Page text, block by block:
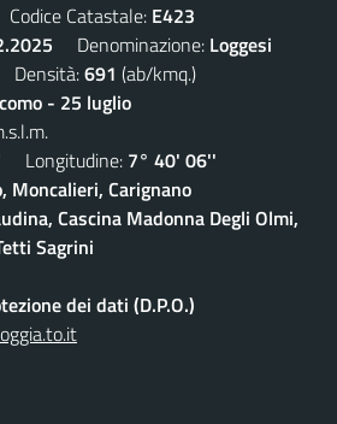
Codice Catastale: E423
Denominazione: Loggesi
691 (ab/kmq.)
- 25 luglio
Longitudine: 7° 40' 06''
Moncalieri, Carignano
Cascina Madonna Degli Olmi,
Sagrini
dei dati (D.P.O.)